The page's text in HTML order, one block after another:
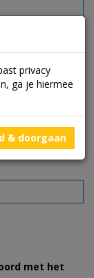
met het
privacy
ga je hiermee
& doorgaan